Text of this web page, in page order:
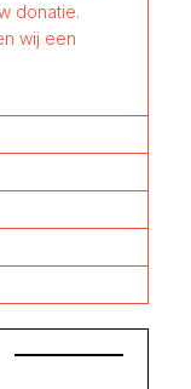
donatie.
wij een